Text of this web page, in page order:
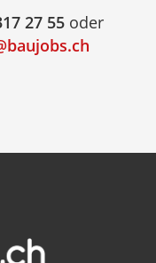
27 55 oder